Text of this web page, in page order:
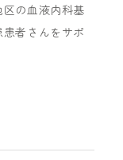
の血液内科基
者さんをサポ